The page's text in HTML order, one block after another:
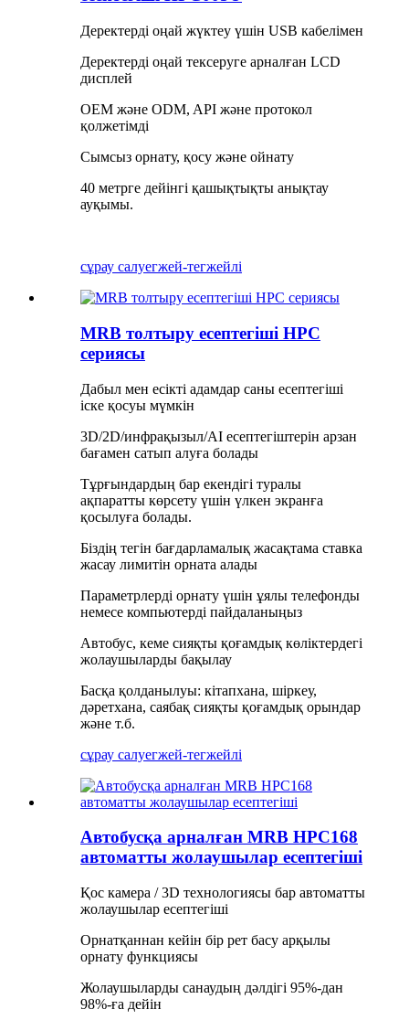
Деректерді оңай жүктеу үшін USB кабелімен
Деректерді оңай тексеруге арналған LCD
дисплей
OEM және ODM, API және протокол
қолжетімді
Сымсыз орнату, қосу және ойнату
40 метрге дейінгі қашықтықты анықтау
ауқымы.
сұрау салуегжей-тегжейлі
MRB толтыру есептегіші HPC
сериясы
Дабыл мен есікті адамдар саны есептегіші
іске қосуы мүмкін
3D/2D/инфрақызыл/AI есептегіштерін арзан
бағамен сатып алуға болады
Тұрғындардың бар екендігі туралы
ақпаратты көрсету үшін үлкен экранға
қосылуға болады.
Біздің тегін бағдарламалық жасақтама ставка
жасау лимитін орната алады
Параметрлерді орнату үшін ұялы телефонды
немесе компьютерді пайдаланыңыз
Автобус, кеме сияқты қоғамдық көліктердегі
жолаушыларды бақылау
Басқа қолданылуы: кітапхана, шіркеу,
дәретхана, саябақ сияқты қоғамдық орындар
және т.б.
сұрау салуегжей-тегжейлі
Автобусқа арналған MRB HPC168
автоматты жолаушылар есептегіші
Қос камера / 3D технологиясы бар автоматты
жолаушылар есептегіші
Орнатқаннан кейін бір рет басу арқылы
орнату функциясы
Жолаушыларды санаудың дәлдігі 95%-дан
98%-ға дейін